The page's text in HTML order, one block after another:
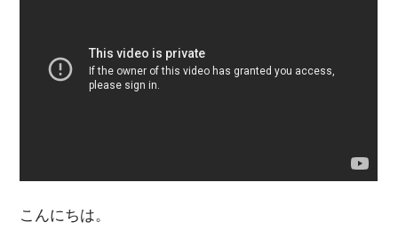
こんにちは。